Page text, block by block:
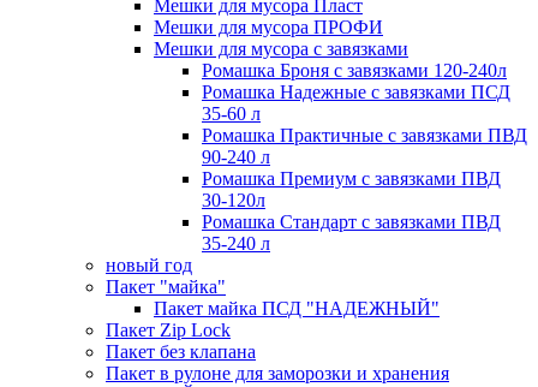
Мешки для мусора Пласт
Мешки для мусора ПРОФИ
Мешки для мусора с завязками
Ромашка Броня с завязками 120-240л
Ромашка Надежные с завязками ПСД
35-60 л
Ромашка Практичные с завязками ПВД
90-240 л
Ромашка Премиум с завязками ПВД
30-120л
Ромашка Стандарт с завязками ПВД
35-240 л
новый год
Пакет "майка"
Пакет майка ПСД "НАДЕЖНЫЙ"
Пакет Zip Lock
Пакет без клапана
Пакет в рулоне для заморозки и хранения